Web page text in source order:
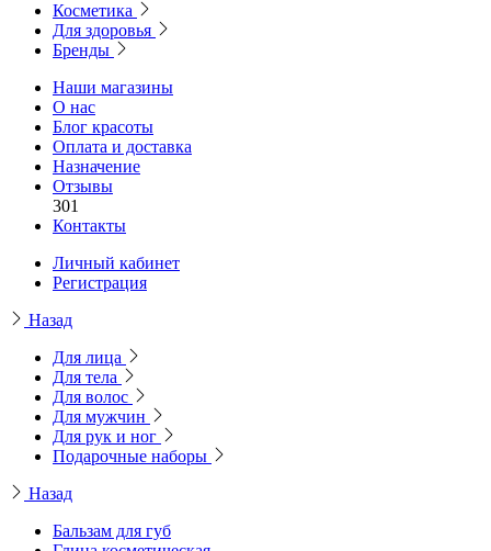
Косметика
Для здоровья
Бренды
Наши магазины
О нас
Блог красоты
Оплата и доставка
Назначение
Отзывы
301
Контакты
Личный кабинет
Регистрация
Назад
Для лица
Для тела
Для волос
Для мужчин
Для рук и ног
Подарочные наборы
Назад
Бальзам для губ